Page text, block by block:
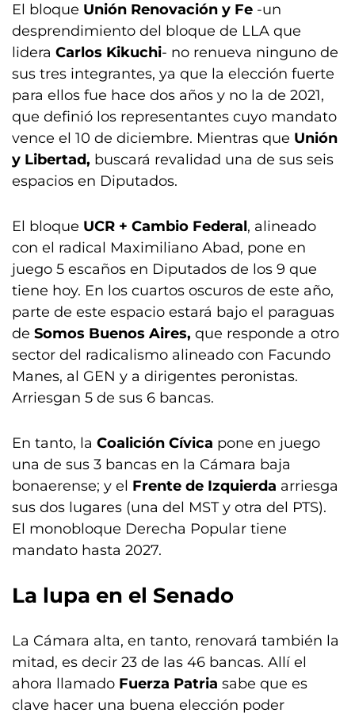
El bloque Unión Renovación y Fe -un
desprendimiento del bloque de LLA que
lidera Carlos Kikuchi- no renueva ninguno de
sus tres integrantes, ya que la elección fuerte
para ellos fue hace dos años y no la de 2021,
que definió los representantes cuyo mandato
vence el 10 de diciembre. Mientras que Unión
y Libertad, buscará revalidad una de sus seis
espacios en Diputados.
El bloque UCR + Cambio Federal, alineado
con el radical Maximiliano Abad, pone en
juego 5 escaños en Diputados de los 9 que
tiene hoy. En los cuartos oscuros de este año,
parte de este espacio estará bajo el paraguas
de Somos Buenos Aires, que responde a otro
sector del radicalismo alineado con Facundo
Manes, al GEN y a dirigentes peronistas.
Arriesgan 5 de sus 6 bancas.
En tanto, la Coalición Cívica pone en juego
una de sus 3 bancas en la Cámara baja
bonaerense; y el Frente de Izquierda arriesga
sus dos lugares (una del MST y otra del PTS).
El monobloque Derecha Popular tiene
mandato hasta 2027.
La lupa en el Senado
La Cámara alta, en tanto, renovará también la
mitad, es decir 23 de las 46 bancas. Allí el
ahora llamado Fuerza Patria sabe que es
clave hacer una buena elección poder